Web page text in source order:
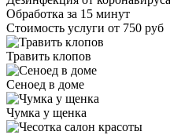
Обработка за 15 минут
Стоимость услуги от 750 руб
Травить клопов
Сеноед в доме
Чумка у щенка